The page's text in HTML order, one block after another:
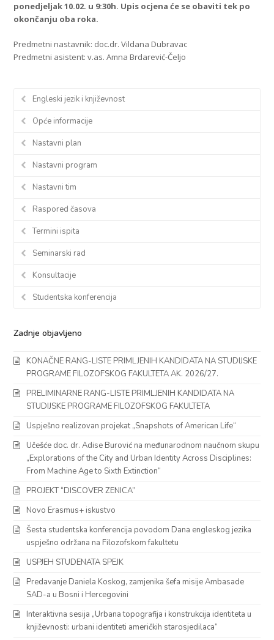
ponedjeljak 10.02. u 9:30h. Upis ocjena će se obaviti tek po
okončanju oba roka.
Predmetni nastavnik: doc.dr. Vildana Dubravac
Predmetni asistent: v.as. Amna Brdarević-Čeljo
Engleski jezik i književnost
Opće informacije
Nastavni plan
Nastavni program
Nastavni tim
Raspored časova
Termini ispita
Seminarski rad
Konsultacije
Studentska konferencija
Zadnje objavljeno
KONAČNE RANG-LISTE PRIMLJENIH KANDIDATA NA STUDIJSKE
PROGRAME FILOZOFSKOG FAKULTETA AK. 2026/27.
PRELIMINARNE RANG-LISTE PRIMLJENIH KANDIDATA NA
STUDIJSKE PROGRAME FILOZOFSKOG FAKULTETA
Uspješno realizovan projekat „Snapshots of American Life“
Učešće doc. dr. Adise Burović na međunarodnom naučnom skupu
„Explorations of the City and Urban Identity Across Disciplines:
From Machine Age to Sixth Extinction“
PROJEKT “DISCOVER ZENICA”
Novo Erasmus+ iskustvo
Šesta studentska konferencija povodom Dana engleskog jezika
uspješno održana na Filozofskom fakultetu
USPJEH STUDENATA SPEJK
Predavanje Daniela Koskog, zamjenika šefa misije Ambasade
SAD-a u Bosni i Hercegovini
Interaktivna sesija „Urbana topografija i konstrukcija identiteta u
književnosti: urbani identiteti američkih starosjedilaca“